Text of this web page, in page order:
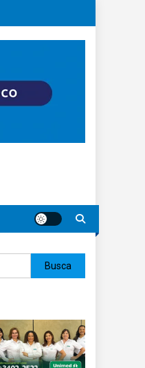
Busca